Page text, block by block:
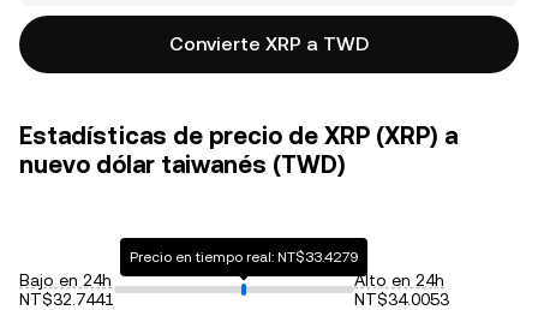
Convierte XRP a TWD
Estadísticas de precio de XRP (XRP) a
nuevo dólar taiwanés (TWD)
Bajo en 24h
NT$32.7441
Precio en tiempo real: NT$33.4279
Alto en 24h
NT$34.0053